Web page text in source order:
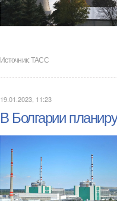
Источник:ТАСС
19.01.2023, 11:23
В Болгарии